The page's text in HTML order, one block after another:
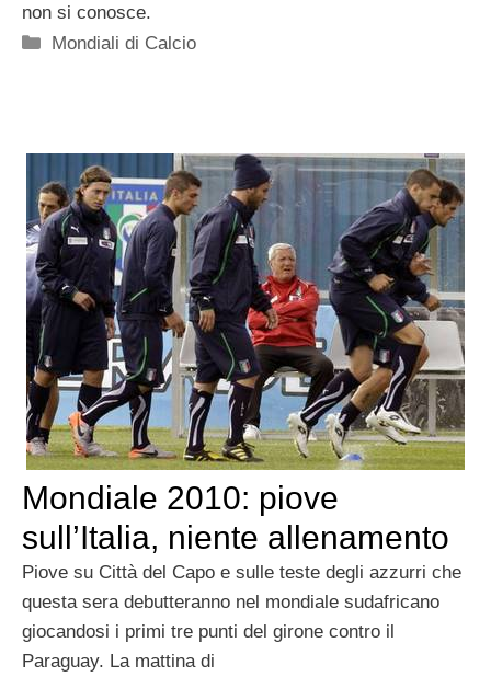
non si conosce.
Categorie
Mondiali di Calcio
Mondiale 2010: piove
sull’Italia, niente allenamento
Piove su Città del Capo e sulle teste degli azzurri che
questa sera debutteranno nel mondiale sudafricano
giocandosi i primi tre punti del girone contro il
Paraguay. La mattina di